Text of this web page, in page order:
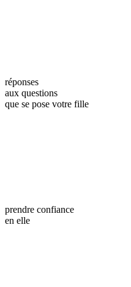
réponses
aux questions
que se pose votre fille
prendre confiance
en elle